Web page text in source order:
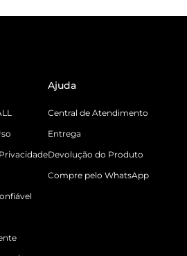
Ajuda
Central de Atendimento
Entrega
Devolução do Produto
Compre pelo WhatsApp